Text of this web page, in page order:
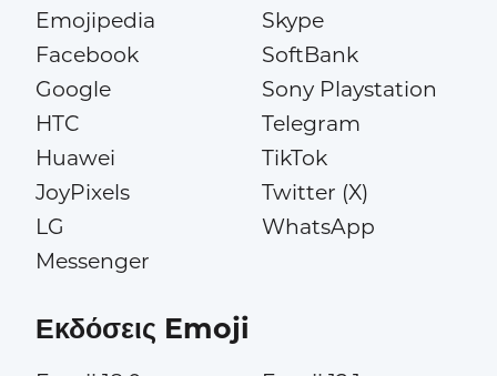
Emojipedia
Facebook
Google
HTC
Huawei
JoyPixels
LG
Messenger
Skype
SoftBank
Sony Playstation
Telegram
TikTok
Twitter (X)
WhatsApp
Εκδόσεις Emoji